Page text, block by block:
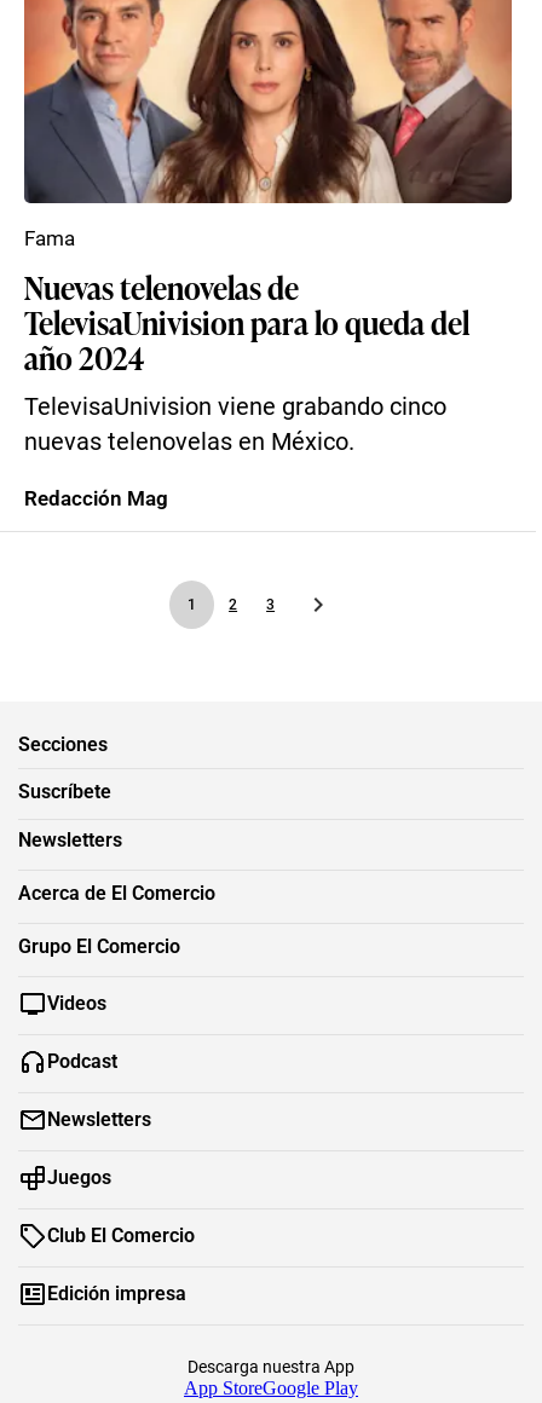
Nuevas telenovelas de
TelevisaUnivision para lo queda del
año 2024
TelevisaUnivision viene grabando cinco
nuevas telenovelas en México.
Fama
Redacción Mag
1 2 3
Secciones
Suscríbete
Newsletters
Acerca de El Comercio
Grupo El Comercio
Videos
Podcast
Newsletters
Juegos
Club El Comercio
Edición impresa
Descarga nuestra App
App StoreGoogle Play